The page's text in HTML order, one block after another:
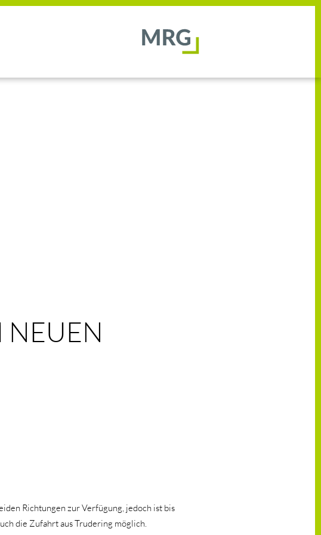
B
Richtungen zur Verfügung, jedoch ist bis
die Zufahrt aus Trudering möglich.